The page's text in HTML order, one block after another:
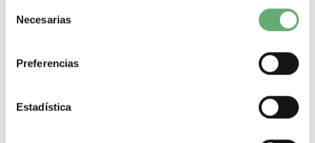
Necesarias
Preferencias
Estadística